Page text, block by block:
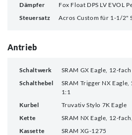
Dämpfer
Fox Float DPS LV EVOL
Steuersatz
Acros Custom für 1-1/2"
Antrieb
Schaltwerk
SRAM GX Eagle, 12-fach
Schalthebel
SRAM Trigger NX
1:1
Kurbel
Truvativ Stylo 7K Eagle
Kette
SRAM NX Eagle, 12-
Kassette
SRAM XG-1275